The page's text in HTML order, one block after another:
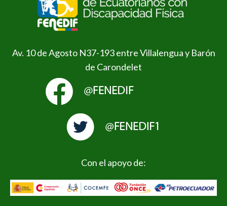
Av. 10 de Agosto N37-193 entre Villalengua y Barón
de Carondelet
Con el apoyo de: